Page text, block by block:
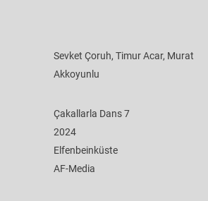
Sevket Çoruh, Timur Acar, Murat
Akkoyunlu
Çakallarla Dans 7
2024
Elfenbeinküste
AF-Media